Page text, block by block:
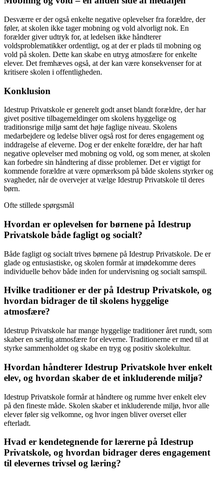
Desværre er der også enkelte negative oplevelser fra forældre, der
føler, at skolen ikke tager mobning og vold alvorligt nok. En
forælder giver udtryk for, at ledelsen ikke håndterer
voldsproblematikker ordentligt, og at der er plads til mobning og
vold på skolen. Dette kan skabe en utryg atmosfære for enkelte
elever. Det fremhæves også, at der kan være konsekvenser for at
kritisere skolen i offentligheden.
Konklusion
Idestrup Privatskole er generelt godt anset blandt forældre, der har
givet positive tilbagemeldinger om skolens hyggelige og
traditionsrige miljø samt det høje faglige niveau. Skolens
medarbejdere og ledelse bliver også rost for deres engagement og
inddragelse af eleverne. Dog er der enkelte forældre, der har haft
negative oplevelser med mobning og vold, og som mener, at skolen
kan forbedre sin håndtering af disse problemer. Det er vigtigt for
kommende forældre at være opmærksom på både skolens styrker og
svagheder, når de overvejer at vælge Idestrup Privatskole til deres
børn.
Ofte stillede spørgsmål
Hvordan er oplevelsen for børnene på Idestrup
Privatskole både fagligt og socialt?
Både fagligt og socialt trives børnene på Idestrup Privatskole. De er
glade og entusiastiske, og skolen formår at imødekomme deres
individuelle behov både inden for undervisning og socialt samspil.
Hvilke traditioner er der på Idestrup Privatskole, og
hvordan bidrager de til skolens hyggelige
atmosfære?
Idestrup Privatskole har mange hyggelige traditioner året rundt, som
skaber en særlig atmosfære for eleverne. Traditionerne er med til at
styrke sammenholdet og skabe en tryg og positiv skolekultur.
Hvordan håndterer Idestrup Privatskole hver enkelt
elev, og hvordan skaber de et inkluderende miljø?
Idestrup Privatskole formår at håndtere og rumme hver enkelt elev
på den fineste måde. Skolen skaber et inkluderende miljø, hvor alle
elever føler sig velkomne, og hvor ingen bliver overset eller
efterladt.
Hvad er kendetegnende for lærerne på Idestrup
Privatskole, og hvordan bidrager deres engagement
til elevernes trivsel og læring?